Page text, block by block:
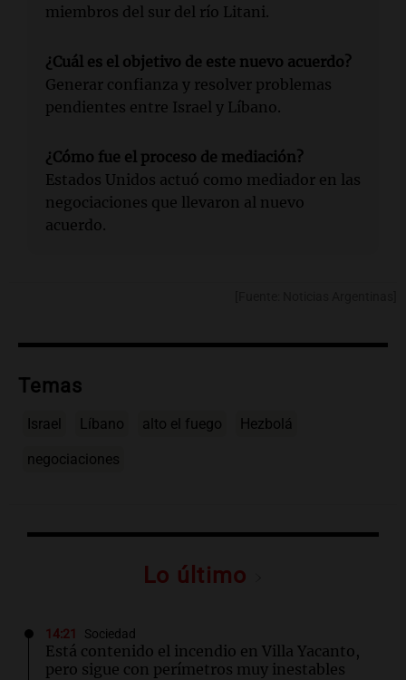
miembros del sur del río Litani.
¿Cuál es el objetivo de este nuevo acuerdo?
Generar confianza y resolver problemas
pendientes entre Israel y Líbano.
¿Cómo fue el proceso de mediación?
Estados Unidos actuó como mediador en las
negociaciones que llevaron al nuevo
acuerdo.
Temas
Israel Líbano alto el fuego Hezbolá
negociaciones
Lo último
14:21 Sociedad
Está contenido el incendio en Villa Yacanto,
pero sigue con perímetros muy inestables